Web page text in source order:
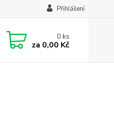
Přihlášení
0ks
za 0,00 Kč